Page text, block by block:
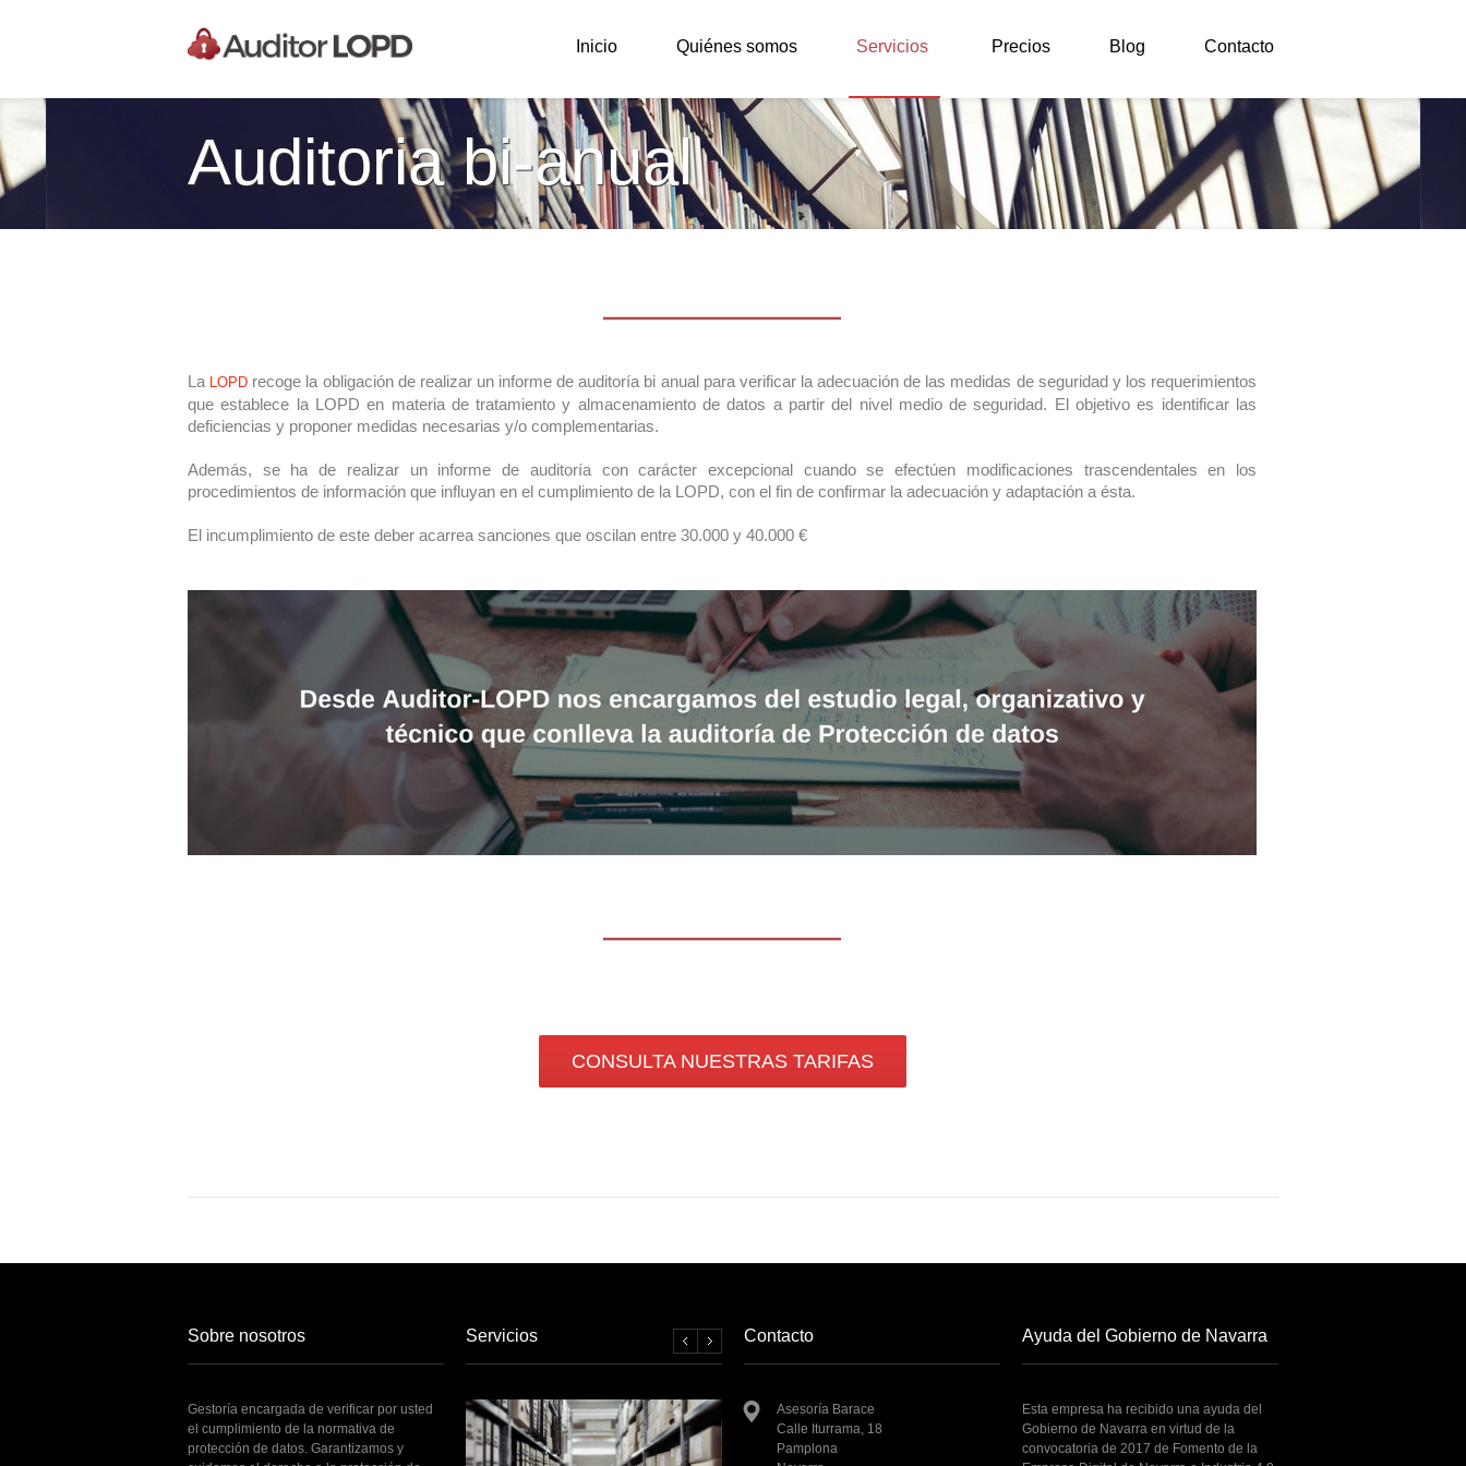
Inicio Quiénes somos Servicios Precios Blog Contacto
Auditoria bi-anual
La LOPD recoge la obligación de realizar un informe de auditoría bi anual para verificar la adecuación de las medidas de seguridad y los requerimientos
que establece la LOPD en materia de tratamiento y almacenamiento de datos a partir del nivel medio de seguridad. El objetivo es identificar las
deficiencias y proponer medidas necesarias y/o complementarias.
Además, se ha de realizar un informe de auditoría con carácter excepcional cuando se efectúen modificaciones trascendentales en los
procedimientos de información que influyan en el cumplimiento de la LOPD, con el fin de confirmar la adecuación y adaptación a ésta.
El incumplimiento de este deber acarrea sanciones que oscilan entre 30.000 y 40.000 €
CONSULTA NUESTRAS TARIFAS
Sobre nosotros
Gestoría encargada de verificar por usted
el cumplimiento de la normativa de
protección de datos. Garantizamos y
Servicios Contacto
Asesoría Barace
Calle Iturrama, 18
Pamplona
Ayuda del Gobierno de Navarra
Esta empresa ha recibido una ayuda del
Gobierno de Navarra en virtud de la
convocatoria de 2017 de Fomento de la